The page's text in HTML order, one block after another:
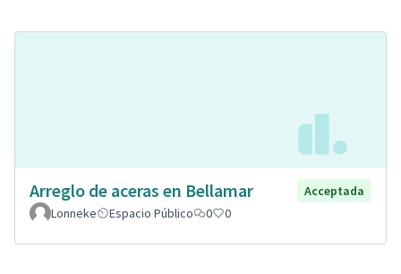
Arreglo de aceras en Bellamar
Acceptada
Lonneke
Espacio Público 0 0